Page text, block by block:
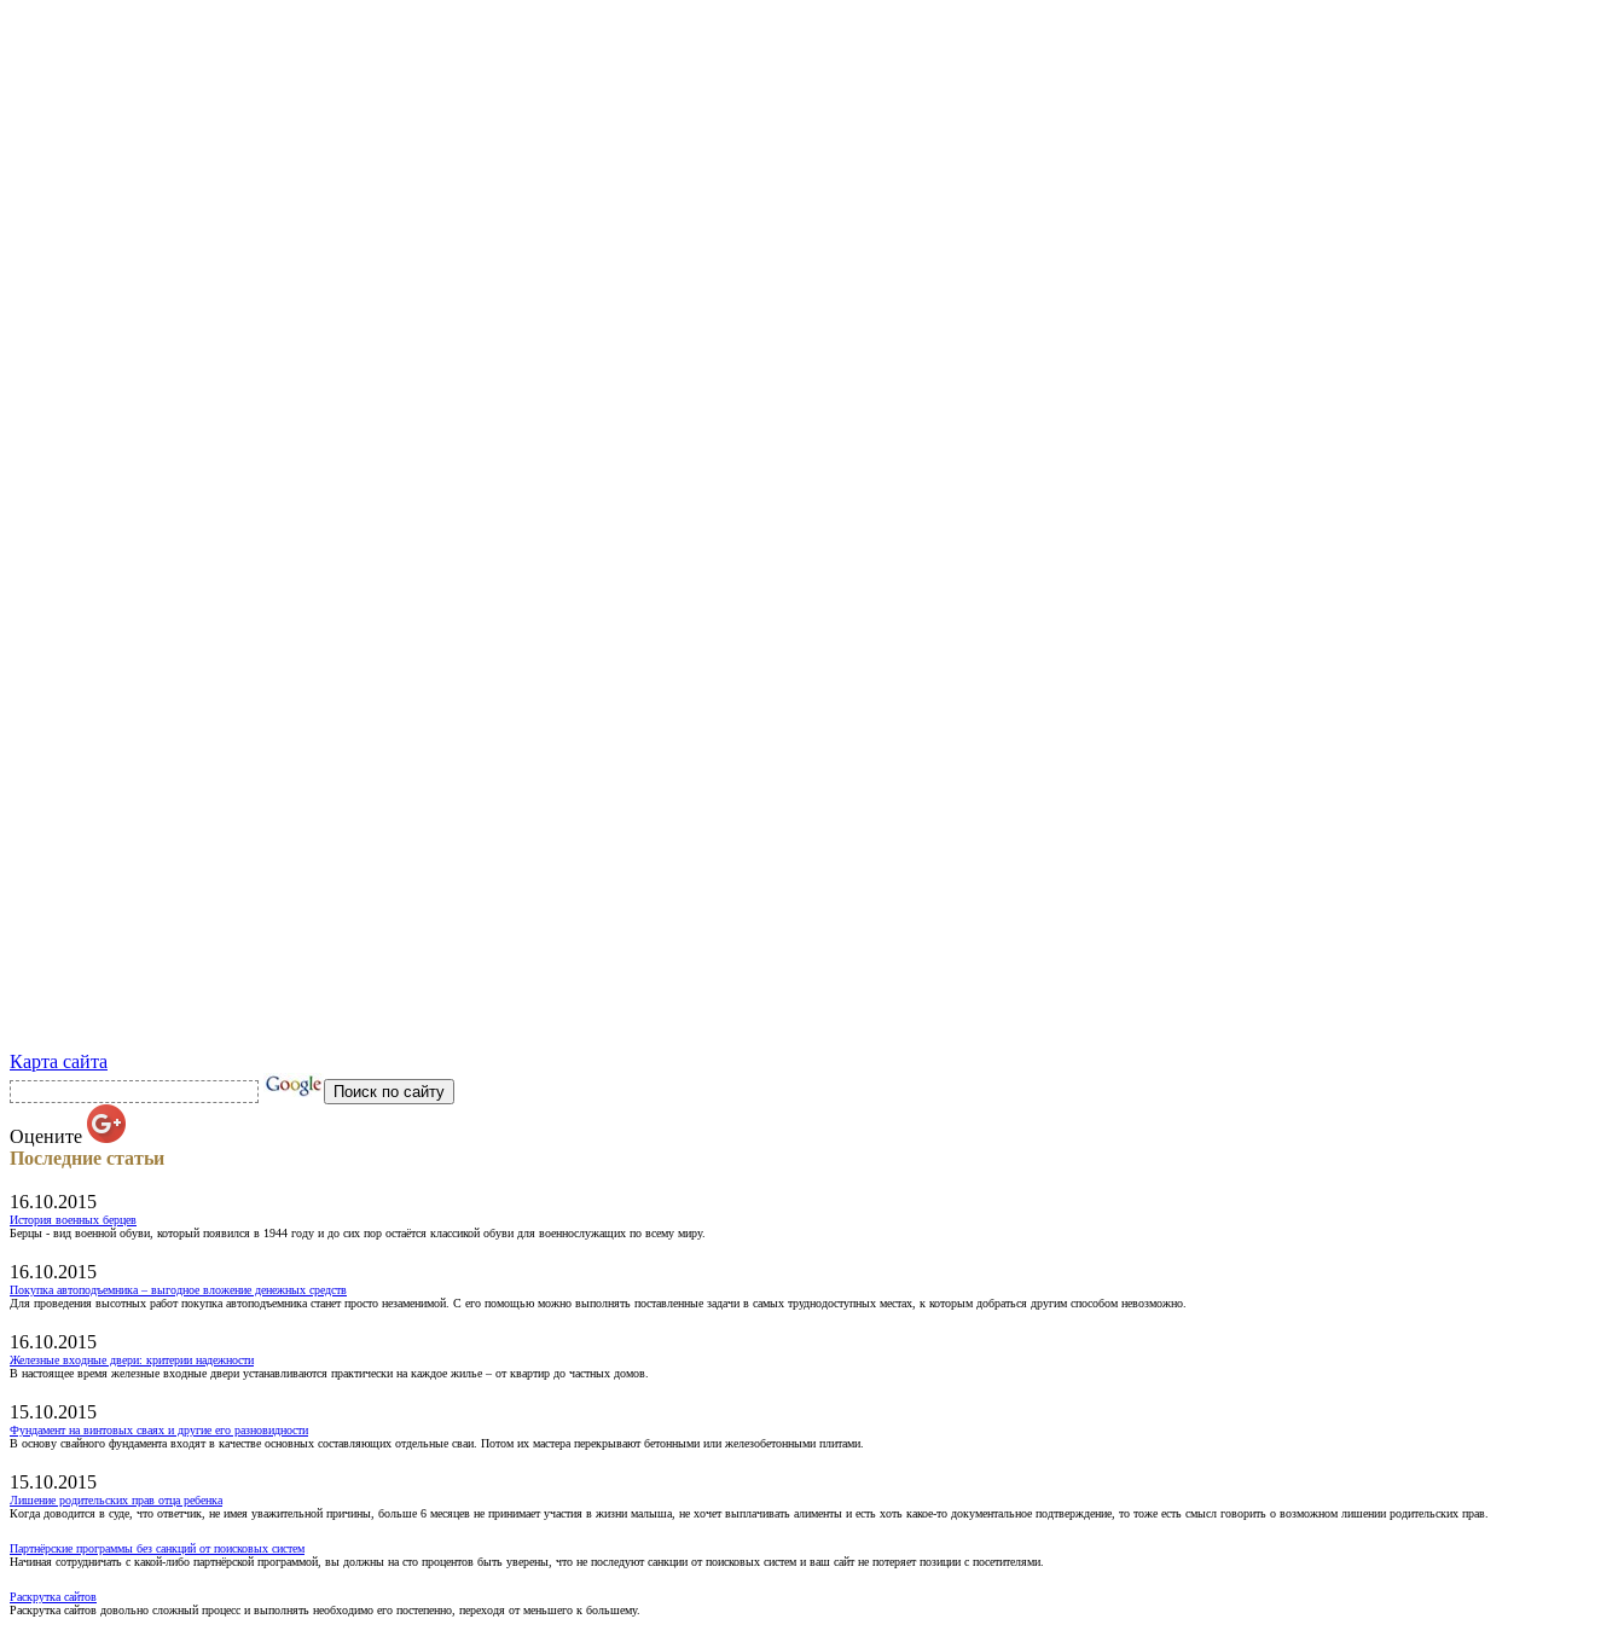
Карта сайта
Оцените
Последние статьи
16.10.2015
История военных берцев
Берцы - вид военной обуви, который появился в 1944 году и до сих пор остаётся классикой обуви для военнослужащих по всему миру.
16.10.2015
Покупка автоподъемника – выгодное вложение денежных средств
Для проведения высотных работ покупка автоподъемника станет просто незаменимой. С его помощью можно выполнять поставленные задачи в самых труднодоступных местах, к которым добраться другим способом невозможно.
16.10.2015
Железные входные двери: критерии надежности
В настоящее время железные входные двери устанавливаются практически на каждое жилье – от квартир до частных домов.
15.10.2015
Фундамент на винтовых сваях и другие его разновидности
В основу свайного фундамента входят в качестве основных составляющих отдельные сваи. Потом их мастера перекрывают бетонными или железобетонными плитами.
15.10.2015
Лишение родительских прав отца ребенка
Когда доводится в суде, что ответчик, не имея уважительной причины, больше 6 месяцев не принимает участия в жизни малыша, не хочет выплачивать алименты и есть хоть какое-то документальное подтверждение, то тоже есть смысл говорить о возможном лишении родительских прав.
Партнёрские программы без санкций от поисковых систем
Начиная сотрудничать с какой-либо партнёрской программой, вы должны на сто процентов быть уверены, что не последуют санкции от поисковых систем и ваш сайт не потеряет позиции с посетителями.
Раскрутка сайтов
Раскрутка сайтов довольно сложный процесс и выполнять необходимо его постепенно, переходя от меньшего к большему.